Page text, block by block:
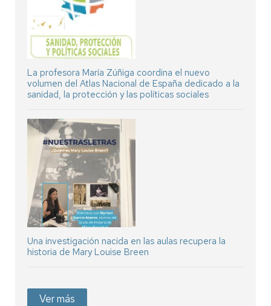
La profesora María Zúñiga coordina el nuevo
volumen del Atlas Nacional de España dedicado a la
sanidad, la protección y las políticas sociales
Una investigación nacida en las aulas recupera la
historia de Mary Louise Breen
Ver más